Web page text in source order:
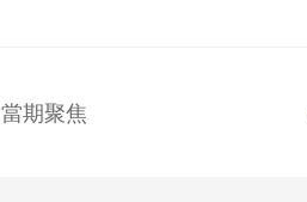
當期聚焦